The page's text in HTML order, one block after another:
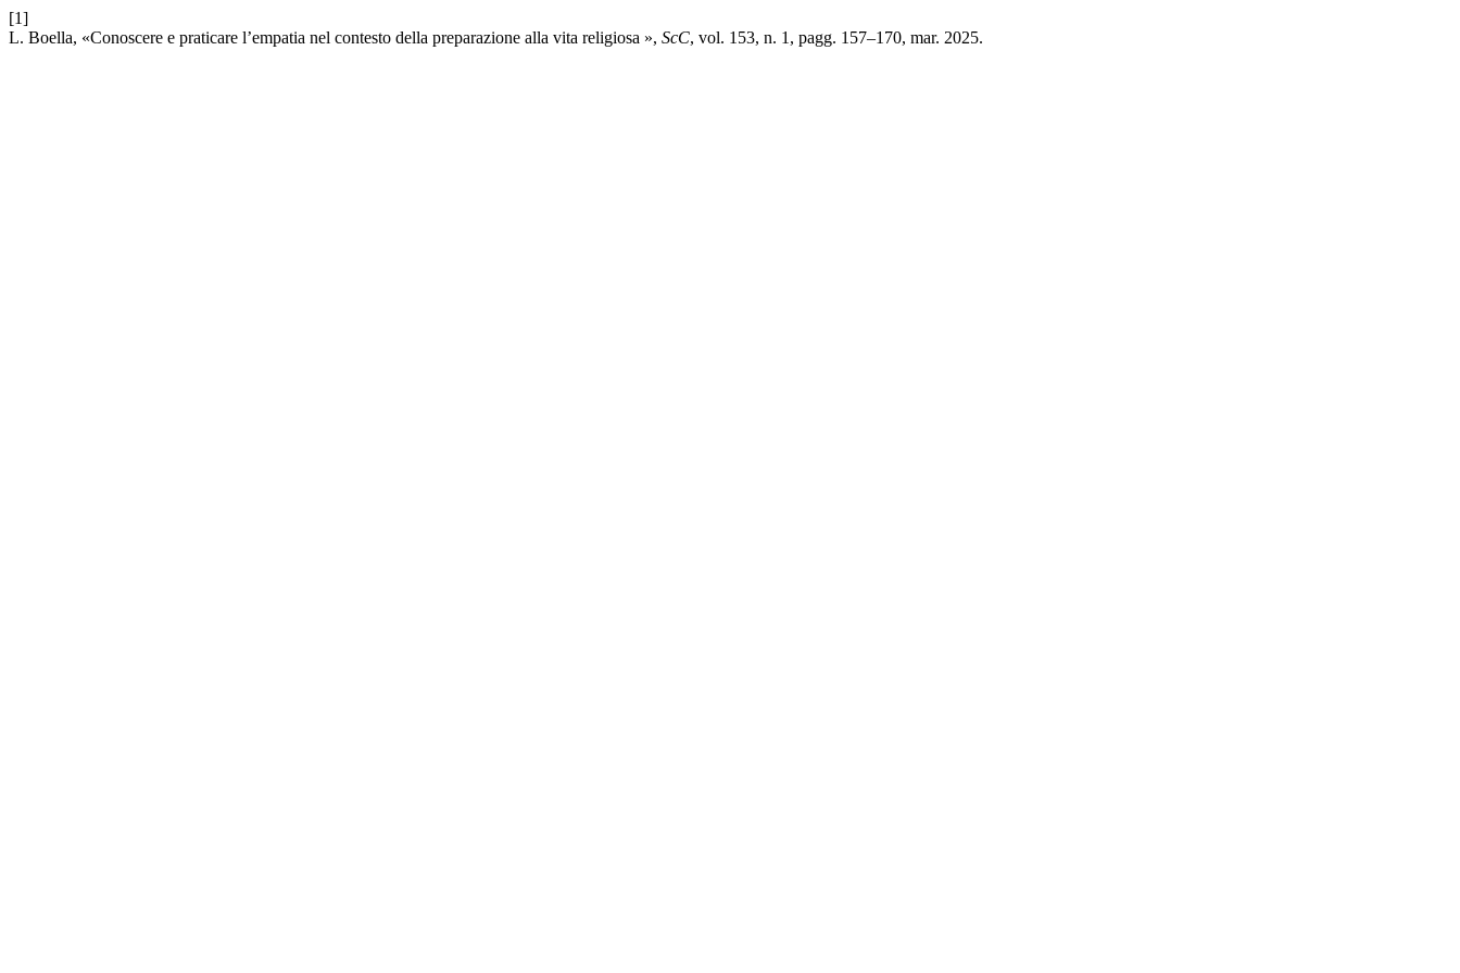
[1]
L. Boella, «Conoscere e praticare l’empatia nel contesto della preparazione alla vita religiosa », ScC, vol. 153, n. 1, pagg. 157–170, mar. 2025.